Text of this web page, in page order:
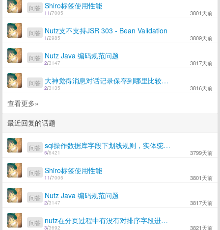
11/7005 3801天前
问答 Shiro标签使用性能
1/2985 3809天前
问答 Nutz支不支持JSR 303 - Bean Validation
2/3147 3817天前
问答 Nutz Java 编码规范问题
2/3135 3816天前
问答 大神觉得消息对话记录保存到哪里比较合适？
查看更多»
最近回复的话题
5/6421 3799天前
问答 sql操作数据库字段下划线规则，实体驼峰命名规则的使用
11/7005 3801天前
问答 Shiro标签使用性能
2/3147 3817天前
问答 Nutz Java 编码规范问题
3/3692 3821天前
问答 nutz在分页过程中有没有对排序字段进行处理？